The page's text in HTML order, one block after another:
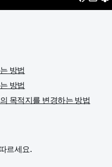
방법
방법
목적지를 변경하는 방법
르세요.